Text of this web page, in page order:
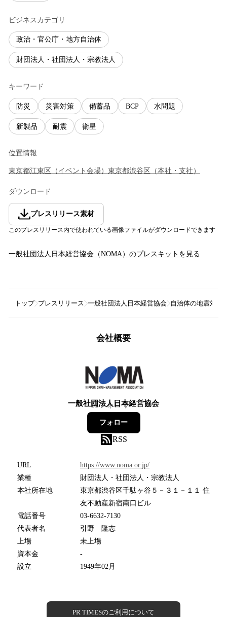
ビジネスカテゴリ
政治・官公庁・地方自治体
財団法人・社団法人・宗教法人
キーワード
防災 災害対策 備蓄品 BCP 水問題
新製品 耐震 衛星
位置情報
東京都江東区 （ イベント会場） 東京都渋谷区 （本社・支社 ）
ダウンロード
プレスリリース素材
このプレスリリース内で使われている画像ファイルがダウンロードできます
一般社団法人日本経営協会（NOMA） のプレスキットを見る
トップ プレスリリース 一般社団法人日本経営協会 自治体の地震対策
会社概要
一般社団法人日本経営協会
11フォロワー
フォロー
RSS
URL
https://www.noma.or.jp/
業種
財団法人・社団法人・宗教法人
本社所在地
東京都渋谷区千駄ヶ谷５－３１－１１ 住
友不動産新宿南口ビル
電話番号
03-6632-7130
代表者名
引野 隆志
上場
未上場
資本金
-
設立
1949年02月
PR TIMESのご利用について